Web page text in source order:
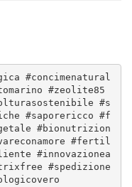
#concimenatural
#zeolite85
#s
#saporericco #f
#bionutrizion
#fertil
#innovazionea
#spedizione